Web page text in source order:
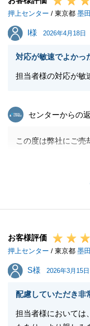
押上センター / 東京都 墨
I様
I様 2026年4月18日
対応が敏速でよかっ
担当者様の対応が敏
東急リバブル
センターからの
この度は弊社にご売
したため、最後お会
ざいますが、またご
けくださると幸いで
お客様評価
押上センター / 東京都 墨
S様
S様 2026年3月15日
配慮していただき非
担当者様においては